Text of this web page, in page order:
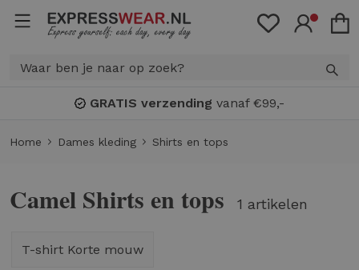
GRATIS verzending vanaf €99,-
Home Dames kleding Shirts en tops
Camel Shirts en tops 1 artikelen
T-shirt Korte mouw